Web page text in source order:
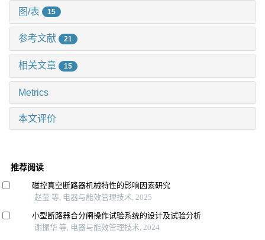
图/表 15
参考文献 21
相关文章 15
Metrics
本文评价
推荐阅读
磁控真空断路器机械特性的影响因素研究
赵莹 等, 电器与能效管理技术, 2025
小型断路器合分闸操作试验系统的设计及试验分析
谢振华 等, 电器与能效管理技术, 2024